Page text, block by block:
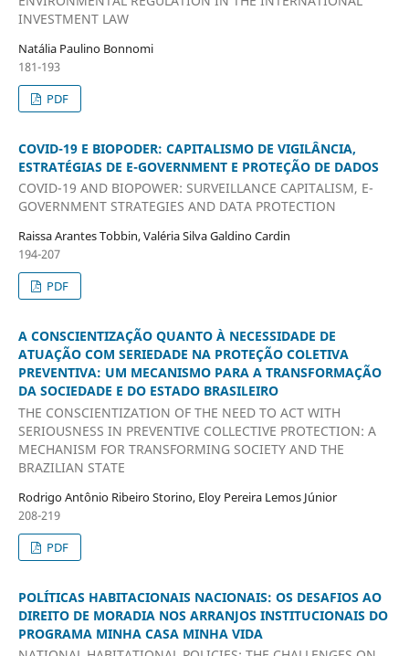
INVESTMENT LAW
Natália Paulino Bonnomi
181-193
PDF
COVID-19 E BIOPODER: CAPITALISMO DE VIGILÂNCIA,
ESTRATÉGIAS DE E-GOVERNMENT E PROTEÇÃO DE DADOS
COVID-19 AND BIOPOWER: SURVEILLANCE CAPITALISM, E-
GOVERNMENT STRATEGIES AND DATA PROTECTION
Raissa Arantes Tobbin, Valéria Silva Galdino Cardin
194-207
PDF
A CONSCIENTIZAÇÃO QUANTO À NECESSIDADE DE
ATUAÇÃO COM SERIEDADE NA PROTEÇÃO COLETIVA
PREVENTIVA: UM MECANISMO PARA A TRANSFORMAÇÃO
DA SOCIEDADE E DO ESTADO BRASILEIRO
THE CONSCIENTIZATION OF THE NEED TO ACT WITH
SERIOUSNESS IN PREVENTIVE COLLECTIVE PROTECTION: A
MECHANISM FOR TRANSFORMING SOCIETY AND THE
BRAZILIAN STATE
Rodrigo Antônio Ribeiro Storino, Eloy Pereira Lemos Júnior
208-219
PDF
POLÍTICAS HABITACIONAIS NACIONAIS: OS DESAFIOS AO
DIREITO DE MORADIA NOS ARRANJOS INSTITUCIONAIS DO
PROGRAMA MINHA CASA MINHA VIDA